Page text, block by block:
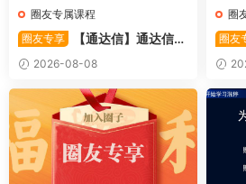
圈友专属课程
圈友专享
【通达信】通达信
〖超强MACD〗副图指标 斐波
那契+三重共振，捕捉买卖
点，绝对很惊
2026-08-08
圈
圈友
〖完
手率
目了